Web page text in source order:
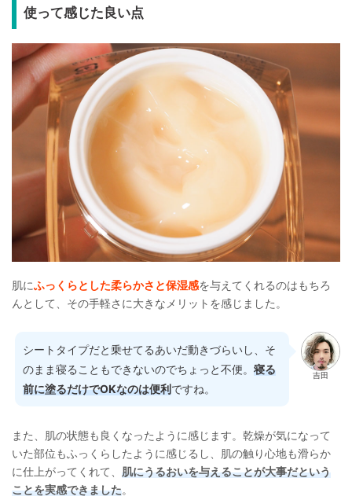
使って感じた良い点
肌にふっくらとした柔らかさと保湿感を与えてくれるのはもちろ
んとして、その手軽さに大きなメリットを感じました。
吉田
シートタイプだと乗せてるあいだ動きづらいし、そ
のまま寝ることもできないのでちょっと不便。寝る
前に塗るだけでOKなのは便利ですね。
また、肌の状態も良くなったように感じます。乾燥が気になって
いた部位もふっくらしたように感じるし、肌の触り心地も滑らか
に仕上がってくれて、 肌にうるおいを与えることが大事だという
ことを実感できました。